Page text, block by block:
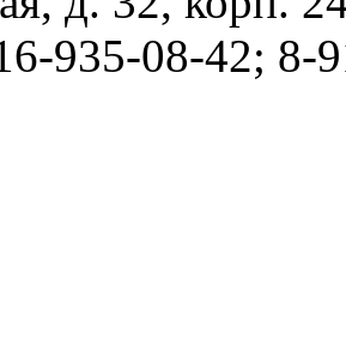
935-08-42; 8-